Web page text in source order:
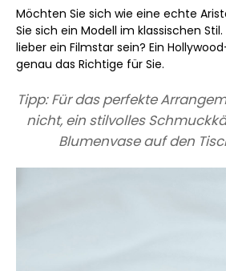
Möchten Sie sich wie eine echte
Sie sich ein Modell im klassischen
lieber ein Filmstar sein? Ein
genau das Richtige für Sie.
Tipp: Für das perfekte
nicht, ein stilvolles
Blumenvase auf den